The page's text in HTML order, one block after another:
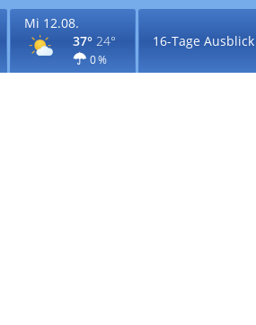
Mi 12.08.
37° 24°
0 %
16-Tage Ausblick